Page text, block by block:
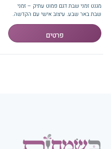
מגנט זמני שבת דגם פמוט עתיק – זמני
שבת באר שבע. עיצוב אישי עם הקדשה.